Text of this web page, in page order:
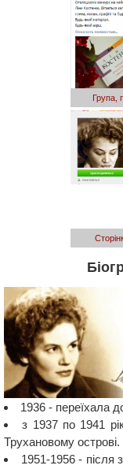
Група,
1936 - переїхала
з 1937 по 1941
Трухановому
1951-1956 - після